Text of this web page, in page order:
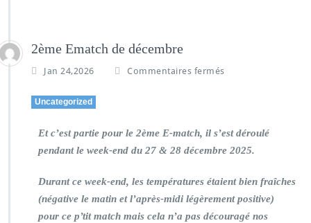
2ème Ematch de décembre
Jan 24,2026 Commentaires fermés
Uncategorized
Et c’est partie pour le 2ème E-match, il s’est déroulé
pendant le week-end du 27 & 28 décembre 2025.
Durant ce week-end, les températures étaient bien fraîches
(négative le matin et l’après-midi légèrement positive)
pour ce p’tit match mais cela n’a pas découragé nos